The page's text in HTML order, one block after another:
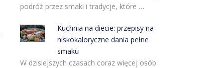
podróż przez smaki i tradycje, które …
Kuchnia na diecie: przepisy na
niskokaloryczne dania pełne
smaku
W dzisiejszych czasach coraz więcej osób